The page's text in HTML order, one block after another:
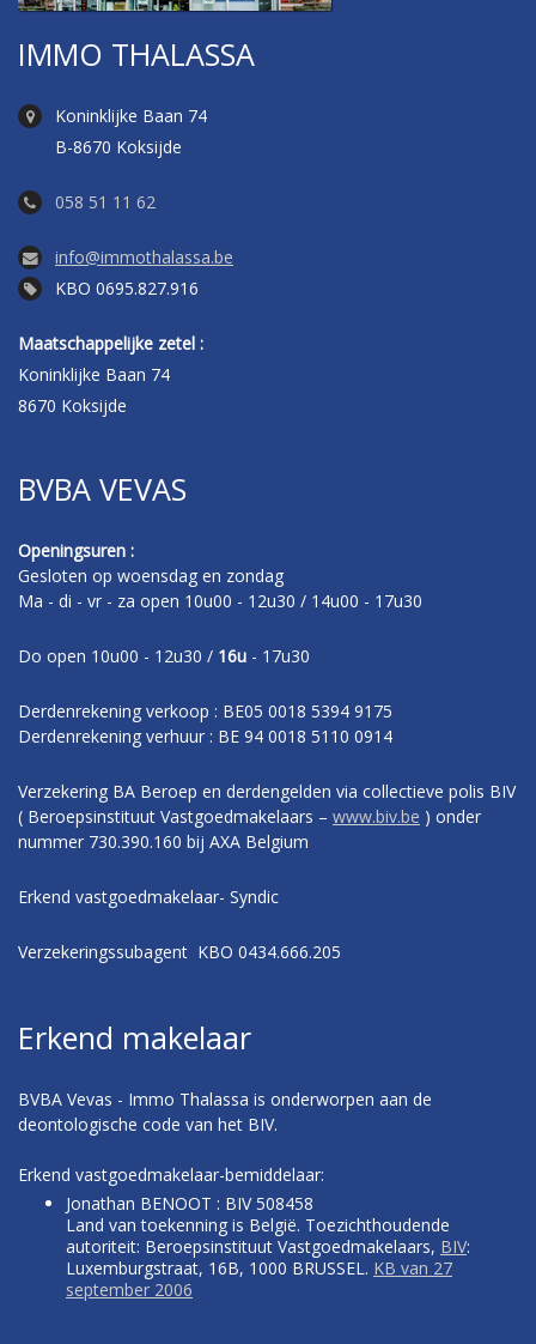
IMMO THALASSA
Koninklijke Baan 74
B-8670 Koksijde
058 51 11 62
info@immothalassa.be
KBO 0695.827.916
Maatschappelijke zetel :
Koninklijke Baan 74
8670 Koksijde
BVBA VEVAS
Openingsuren :
Gesloten op woensdag en zondag
Ma - di - vr - za open 10u00 - 12u30 / 14u00 - 17u30
Do open 10u00 - 12u30 / 16u - 17u30
Derdenrekening verkoop : BE05 0018 5394 9175
Derdenrekening verhuur : BE 94 0018 5110 0914
Verzekering BA Beroep en derdengelden via collectieve polis BIV
( Beroepsinstituut Vastgoedmakelaars – www.biv.be ) onder
nummer 730.390.160 bij AXA Belgium
Erkend vastgoedmakelaar- Syndic
Verzekeringssubagent KBO 0434.666.205
Erkend makelaar
BVBA Vevas - Immo Thalassa is onderworpen aan de
deontologische code van het BIV.
Erkend vastgoedmakelaar-bemiddelaar:
Jonathan BENOOT : BIV 508458
Land van toekenning is België. Toezichthoudende
autoriteit: Beroepsinstituut Vastgoedmakelaars, BIV:
Luxemburgstraat, 16B, 1000 BRUSSEL. KB van 27
september 2006